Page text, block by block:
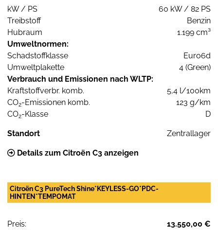
kW / PS
60 kW / 82 PS
Treibstoff
Benzin
Hubraum
1.199 cm³
Umweltnormen:
Schadstoffklasse
Euro6d
Umweltplakette
4 (Green)
Verbrauch und Emissionen nach WLTP:
Kraftstoffverbr. komb.
5,4 l/100km
CO2-Emissionen komb.
123 g/km
CO2-Klasse D
Standort Zentrallager
Details zum Citroën C3 anzeigen
Citroën C3 PureTech Shine*KEYLESS-GO*PDC-
HINTEN*TEMPOMAT
Preis:
13.550,00 €